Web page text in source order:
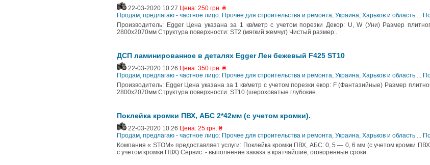
22-03-2020 10:27 Цена: 250 грн. ₴
Продам, предлагаю - частное лицо: Прочее для строительства и ремонта, Украина, Харьков и область ...
Производитель: Egger Цена указана за 1 кв/метр с учетом порезки Декор: U, W (Уни) Размер
2800х2070мм Структура поверхности: ST2 (мягкий жемчуг) Чистый размер:.
ДСП ламинированное в деталях Egger Лен бежевый F425 ST10
22-03-2020 10:26 Цена: 350 грн. ₴
Продам, предлагаю - частное лицо: Прочее для строительства и ремонта, Украина, Харьков и область ...
Производитель: Egger Цена указана за 1 кв/метр с учетом порезки екор: F (Фантазийные) Размер
2800х2070мм Структура поверхности: ST10 (шероховатые глубокие.
Поклейка кромки ПВХ, АБС 2*42мм (с учетом кромки).
22-03-2020 10:26 Цена: 25 грн. ₴
Продам, предлагаю - частное лицо: Прочее для строительства и ремонта, Украина, Харьков и область ...
Компания « STOM» предоставляет услуги: Поклейка кромки ПВХ, АБС: 0, 5 — 0, 6 мм (с учетом кромки
с учетом кромки ПВХ) Сервис: - выполнение заказа в кратчайшие, оговоренные сроки.